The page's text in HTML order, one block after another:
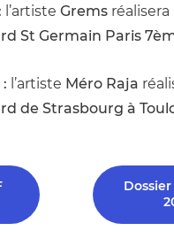
l’artiste Grems
St Germain Paris
l’artiste Méro Raja
de Strasbourg à